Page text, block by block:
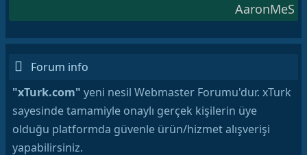
AaronMeS
Forum info
"xTurk.com" yeni nesil Webmaster Forumu'dur. xTurk
sayesinde tamamiyle onaylı gerçek kişilerin üye
olduğu platformda güvenle ürün/hizmet alışverişi
yapabilirsiniz.